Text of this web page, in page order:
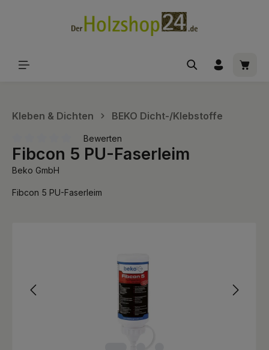
Kleben & Dichten BEKO Dicht-/Klebstoffe
Durchschnittliche Bewertung von 0 von 5 Sternen
Bewerten
Fibcon 5 PU-Faserleim
Beko GmbH
Fibcon 5 PU-Faserleim